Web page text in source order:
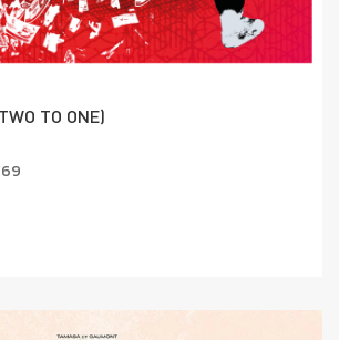
TO ONE)